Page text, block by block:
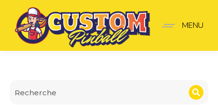
Insider pro V2 Stranger
MENU